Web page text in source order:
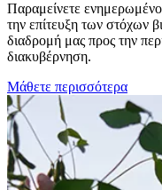
Παραμείνετε
την επίτευξη των στόχων
διαδρομή μας προς την
διακυβέρνηση.
Μάθετε περισσότερα